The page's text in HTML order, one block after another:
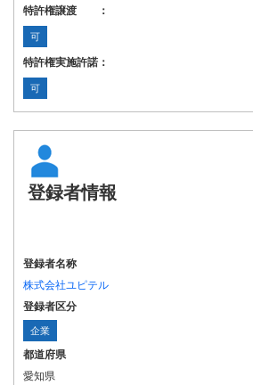
特許権譲渡 ：
可
特許権実施許諾：
可
登録者情報
登録者名称
株式会社ユピテル
登録者区分
企業
都道府県
愛知県